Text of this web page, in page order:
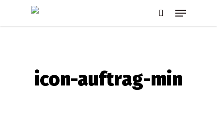
Menu
icon-auftrag-min